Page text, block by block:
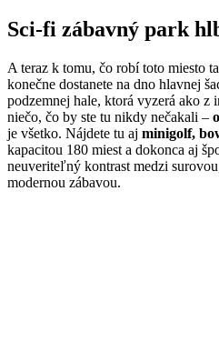
Sci-fi zábavný park
A teraz k tomu, čo robí toto miesto
konečne dostanete na dno hlavnej
podzemnej hale, ktorá vyzerá ako z
niečo, čo by ste tu nikdy nečakali –
je všetko. Nájdete tu aj minigolf,
kapacitou 180 miest a dokonca aj
neuveriteľný kontrast medzi
modernou zábavou.